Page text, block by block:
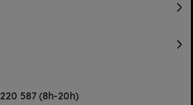
587 (8h-20h)